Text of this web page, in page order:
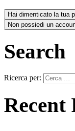
Hai dimenticato la tua
Non possiedi un
Search
Ricerca per:
Recent